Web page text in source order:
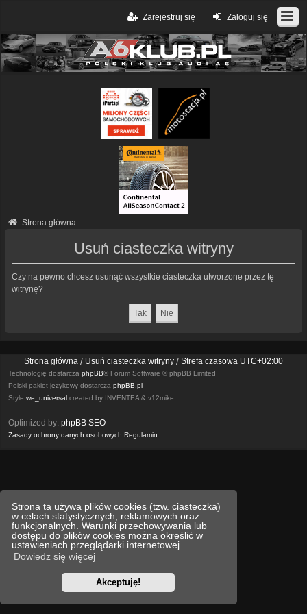
Strona ta używa plików cookies (tzw. ciasteczka)
w celach statystycznych, reklamowych oraz
funkcjonalnych. Warunki przechowywania lub
dostępu do plików cookies można określić w
ustawieniach przeglądarki internetowej.
Dowiedz się więcej
Akceptuję!
Zaloguj się
Zarejestruj się
Strona główna
Usuń ciasteczka witryny
Czy na pewno chcesz usunąć wszystkie ciasteczka utworzone przez tę
witrynę?
Strona główna Usuń ciasteczka witryny Strefa czasowa UTC+02:00
Technologię dostarcza phpBB® Forum Software © phpBB Limited
Polski pakiet językowy dostarcza phpBB.pl
Style we_universal created by INVENTEA & v12mike
Optimized by: phpBB SEO
Zasady ochrony danych osobowych Regulamin